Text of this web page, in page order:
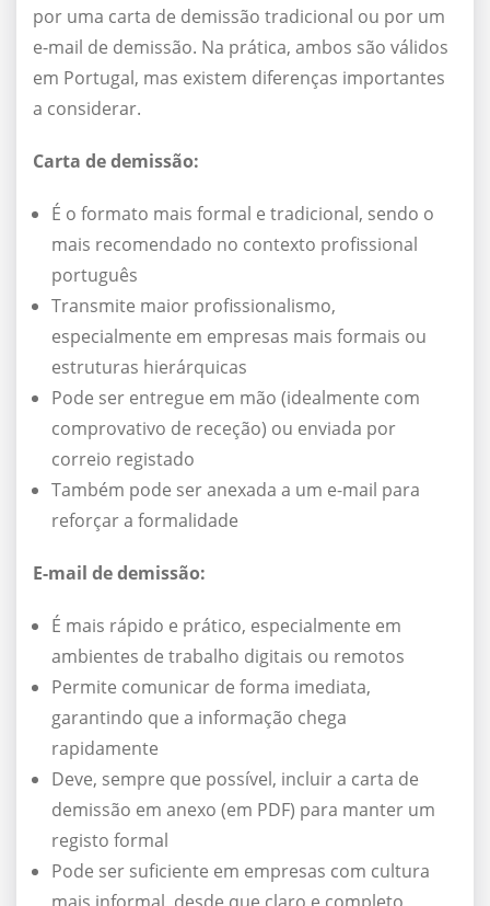
por uma carta de demissão tradicional ou por um
e-mail de demissão. Na prática, ambos são válidos
em Portugal, mas existem diferenças importantes
a considerar.
Carta de demissão:
É o formato mais formal e tradicional, sendo o
mais recomendado no contexto profissional
português
Transmite maior profissionalismo,
especialmente em empresas mais formais ou
estruturas hierárquicas
Pode ser entregue em mão (idealmente com
comprovativo de receção) ou enviada por
correio registado
Também pode ser anexada a um e-mail para
reforçar a formalidade
E-mail de demissão:
É mais rápido e prático, especialmente em
ambientes de trabalho digitais ou remotos
Permite comunicar de forma imediata,
garantindo que a informação chega
rapidamente
Deve, sempre que possível, incluir a carta de
demissão em anexo (em PDF) para manter um
registo formal
Pode ser suficiente em empresas com cultura